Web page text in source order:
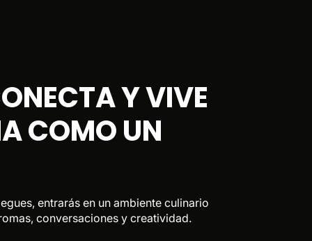
experto.
Sangría casera
Y VIVE
COMO UN
entrarás en un ambiente culinario
conversaciones y creatividad.